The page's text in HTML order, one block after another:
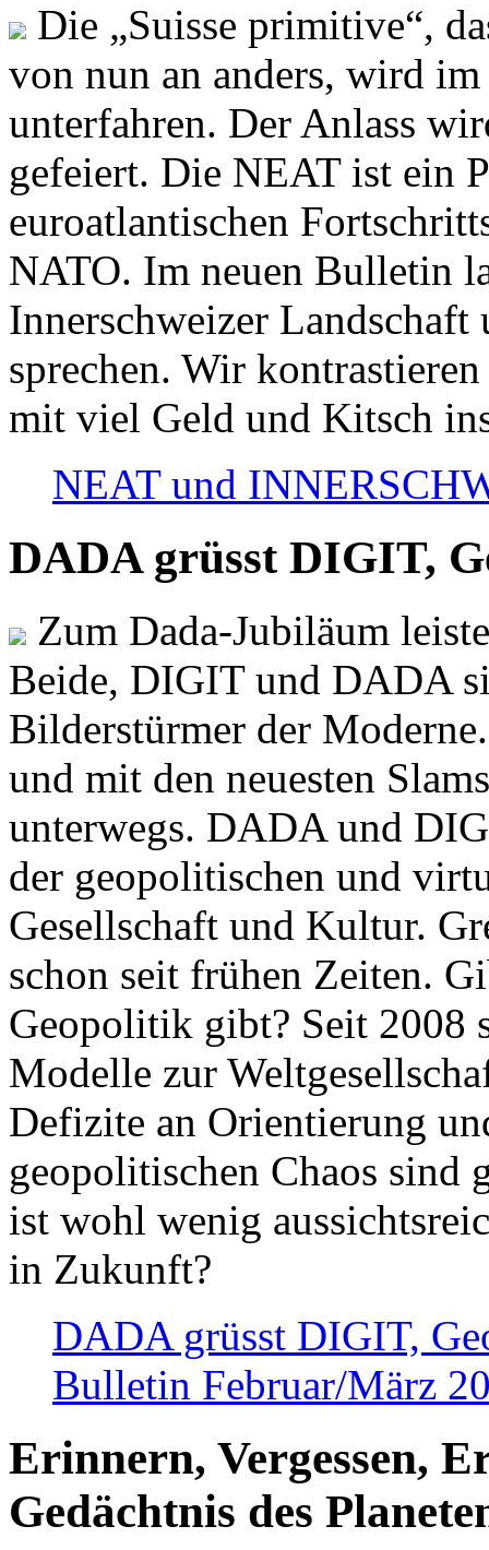
Die „Suisse primitive“,
von nun an anders, wird
unterfahren. Der Anlass
gefeiert. Die NEAT ist ein
euroatlantischen
NATO. Im neuen Bulletin
Innerschweizer
sprechen. Wir
mit viel Geld und Kitsch
NEAT und
DADA grüsst DIGIT,
Zum Dada-Jubiläum
Beide, DIGIT und DADA
Bilderstürmer der
und mit den neuesten
unterwegs. DADA und
der geopolitischen und
Gesellschaft und Kultur.
schon seit frühen Zeiten.
Geopolitik gibt? Seit 2008
Modelle zur
Defizite an Orientierung
geopolitischen Chaos sind
ist wohl wenig
in Zukunft?
DADA grüsst DIGIT,
Bulletin Februar/März
Erinnern, Vergessen,
Gedächtnis des